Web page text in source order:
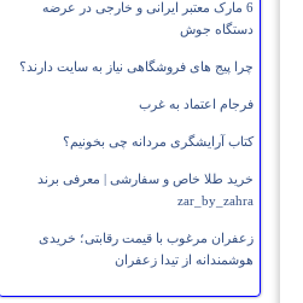
6 مارک معتبر ایرانی و خارجی در عرضه
دستگاه جوش
چرا پیج های فروشگاهی نیاز به سایت دارند؟
فرجام اعتماد به غرب
کتاب آرایشگری مردانه چی بخونیم؟
خرید طلا خاص و سفارشی | معرفی برند
zar_by_zahra
زعفران مرغوب با قیمت رقابتی؛ خریدی
هوشمندانه از تیدا زعفران